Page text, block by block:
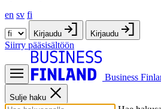
en sv fi
Kirjaudu Kirjaudu
Siirry pääsisältöön
Business
Sulje haku